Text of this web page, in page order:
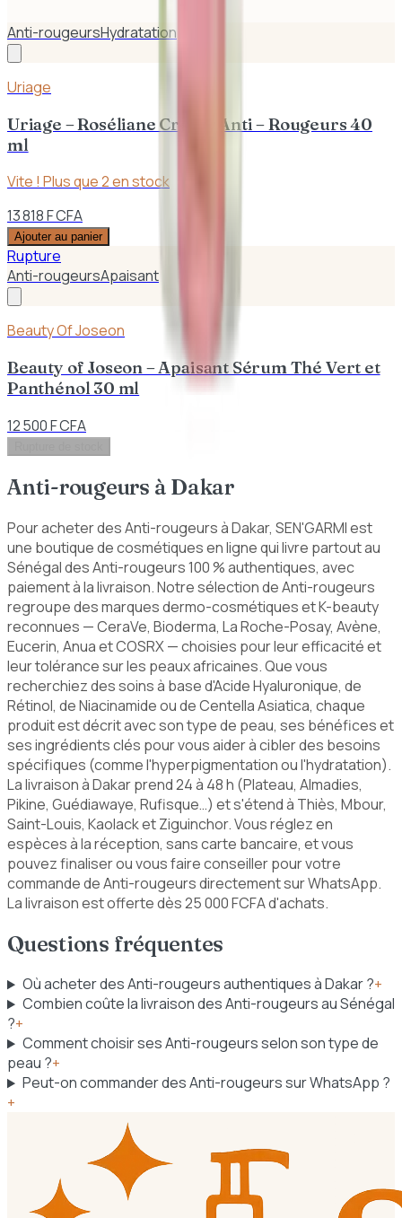
Anti-rougeursHydratation
Uriage
Uriage – Roséliane Crème Anti – Rougeurs 40
ml
Vite ! Plus que2en stock
13 818 F CFA
Ajouter au panier
Rupture
Anti-rougeursApaisant
Beauty Of Joseon
Beauty of Joseon – Apaisant Sérum Thé Vert et
Panthénol 30 ml
12 500 F CFA
Anti-rougeurs à Dakar
Pour acheter des Anti-rougeurs à Dakar, SEN'GARMI est
une boutique de cosmétiques en ligne qui livre partout au
Sénégal des Anti-rougeurs 100 % authentiques, avec
paiement à la livraison. Notre sélection de Anti-rougeurs
regroupe des marques dermo-cosmétiques et K-beauty
reconnues — CeraVe, Bioderma, La Roche-Posay, Avène,
Eucerin, Anua et COSRX — choisies pour leur efficacité et
leur tolérance sur les peaux africaines. Que vous
recherchiez des soins à base d'Acide Hyaluronique, de
Rétinol, de Niacinamide ou de Centella Asiatica, chaque
produit est décrit avec son type de peau, ses bénéfices et
ses ingrédients clés pour vous aider à cibler des besoins
spécifiques (comme l'hyperpigmentation ou l'hydratation).
La livraison à Dakar prend 24 à 48 h (Plateau, Almadies,
Pikine, Guédiawaye, Rufisque…) et s'étend à Thiès, Mbour,
Saint-Louis, Kaolack et Ziguinchor. Vous réglez en
espèces à la réception, sans carte bancaire, et vous
pouvez finaliser ou vous faire conseiller pour votre
commande de Anti-rougeurs directement sur WhatsApp.
La livraison est offerte dès 25 000 FCFA d'achats.
Questions fréquentes
Où acheter des Anti-rougeurs authentiques à Dakar ?+
Combien coûte la livraison des Anti-rougeurs au Sénégal
?+
Comment choisir ses Anti-rougeurs selon son type de
peau ?+
Peut-on commander des Anti-rougeurs sur WhatsApp ?
+